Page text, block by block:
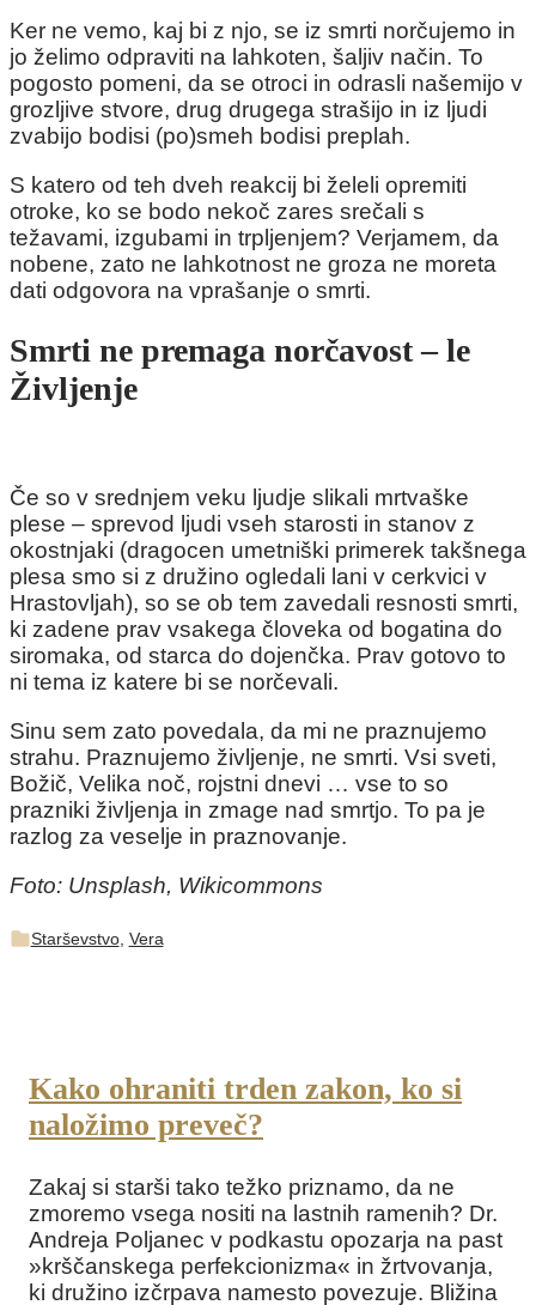
Ker ne vemo, kaj bi z njo, se iz smrti norčujemo in
jo želimo odpraviti na lahkoten, šaljiv način. To
pogosto pomeni, da se otroci in odrasli našemijo v
grozljive stvore, drug drugega strašijo in iz ljudi
zvabijo bodisi (po)smeh bodisi preplah.
S katero od teh dveh reakcij bi želeli opremiti
otroke, ko se bodo nekoč zares srečali s
težavami, izgubami in trpljenjem? Verjamem, da
nobene, zato ne lahkotnost ne groza ne moreta
dati odgovora na vprašanje o smrti.
Smrti ne premaga norčavost – le
Življenje
Če so v srednjem veku ljudje slikali mrtvaške
plese – sprevod ljudi vseh starosti in stanov z
okostnjaki (dragocen umetniški primerek takšnega
plesa smo si z družino ogledali lani v cerkvici v
Hrastovljah), so se ob tem zavedali resnosti smrti,
ki zadene prav vsakega človeka od bogatina do
siromaka, od starca do dojenčka. Prav gotovo to
ni tema iz katere bi se norčevali.
Sinu sem zato povedala, da mi ne praznujemo
strahu. Praznujemo življenje, ne smrti. Vsi sveti,
Božič, Velika noč, rojstni dnevi … vse to so
prazniki življenja in zmage nad smrtjo. To pa je
razlog za veselje in praznovanje.
Foto: Unsplash, Wikicommons
Starševstvo, Vera
Kako ohraniti trden zakon, ko si
naložimo preveč?
Zakaj si starši tako težko priznamo, da ne
zmoremo vsega nositi na lastnih ramenih? Dr.
Andreja Poljanec v podkastu opozarja na past
»krščanskega perfekcionizma« in žrtvovanja,
ki družino izčrpava namesto povezuje. Bližina